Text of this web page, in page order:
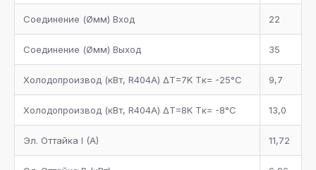
Соединение (Øмм) Вход 22
Соединение (Øмм) Выход 35
Холодопроизвод (кВт, R404A) ΔT=7K Tк= -25°С 9,7
Холодопроизвод (кВт, R404A) ΔT=8K Tк= -8°С 13,0
Эл. Оттайка I (A) 11,72